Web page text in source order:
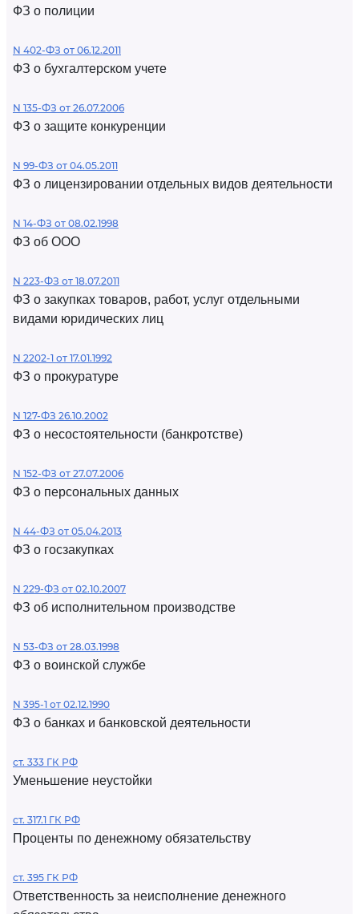
ФЗ о полиции
N 402-ФЗ от 06.12.2011
ФЗ о бухгалтерском учете
N 135-ФЗ от 26.07.2006
ФЗ о защите конкуренции
N 99-ФЗ от 04.05.2011
ФЗ о лицензировании отдельных видов деятельности
N 14-ФЗ от 08.02.1998
ФЗ об ООО
N 223-ФЗ от 18.07.2011
ФЗ о закупках товаров, работ, услуг отдельными
видами юридических лиц
N 2202-1 от 17.01.1992
ФЗ о прокуратуре
N 127-ФЗ 26.10.2002
ФЗ о несостоятельности (банкротстве)
N 152-ФЗ от 27.07.2006
ФЗ о персональных данных
N 44-ФЗ от 05.04.2013
ФЗ о госзакупках
N 229-ФЗ от 02.10.2007
ФЗ об исполнительном производстве
N 53-ФЗ от 28.03.1998
ФЗ о воинской службе
N 395-1 от 02.12.1990
ФЗ о банках и банковской деятельности
ст. 333 ГК РФ
Уменьшение неустойки
ст. 317.1 ГК РФ
Проценты по денежному обязательству
ст. 395 ГК РФ
Ответственность за неисполнение денежного